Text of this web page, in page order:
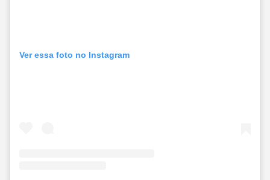
Ver essa foto no Instagram